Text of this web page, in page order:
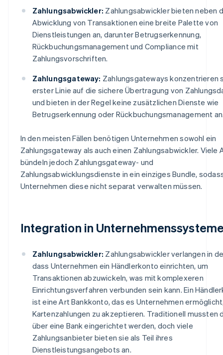
Zahlungsabwickler: Zahlungsabwickler bieten neben
Abwicklung von Transaktionen eine breite Palette von
Dienstleistungen an, darunter Betrugserkennung,
Rückbuchungsmanagement und Compliance mit
Zahlungsvorschriften.
Zahlungsgateway: Zahlungsgateways konzentrieren
erster Linie auf die sichere Übertragung von
und bieten in der Regel keine zusätzlichen Dienste wie
Betrugserkennung oder Rückbuchungsmanagement
In den meisten Fällen benötigen Unternehmen sowohl ein
Zahlungsgateway als auch einen Zahlungsabwickler. Viele
bündeln jedoch Zahlungsgateway- und
Zahlungsabwicklungsdienste in ein einziges Bundle,
Unternehmen diese nicht separat verwalten müssen.
Integration in
Zahlungsabwickler: Zahlungsabwickler verlangen in
dass Unternehmen ein Händlerkonto einrichten, um
Transaktionen abzuwickeln, was mit komplexeren
Einrichtungsverfahren verbunden sein kann. Ein
ist eine Art Bankkonto, das es Unternehmen
Kartenzahlungen zu akzeptieren. Traditionell mussten
über eine Bank eingerichtet werden, doch viele
Zahlungsanbieter bieten sie als Teil ihres
Dienstleistungsangebots an.